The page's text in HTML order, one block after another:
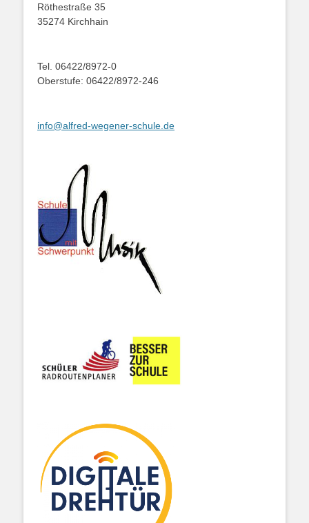
Röthestraße 35
35274 Kirchhain
Tel. 06422/8972-0
Oberstufe: 06422/8972-246
info@alfred-wegener-schule.de